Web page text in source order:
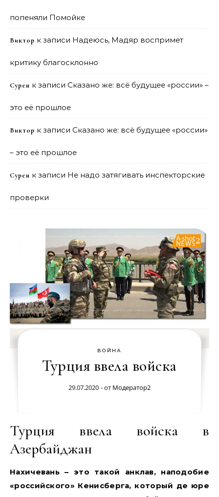
попеняли Помойке
Виктор к записи Надеюсь, Мадяр воспримет
критику благосклонно
Сурен к записи Сказано же: всё будущее «россии» –
это её прошлое
Виктор к записи Сказано же: всё будущее «россии»
– это её прошлое
Сурен к записи Не надо затягивать инспекторские
проверки
ВОЙНА
Турция ввела войска
29.07.2020 - от Модератор2
Турция ввела войска в
Азербайджан
Нахичевань – это такой анклав, наподобие
«российского» Кенисберга, который де юре